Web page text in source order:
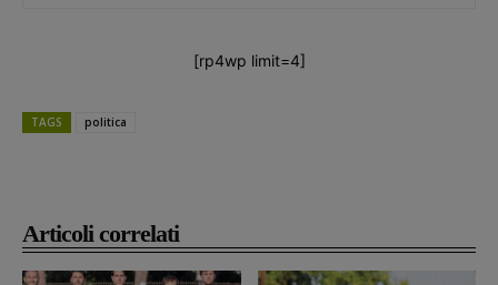
Articoli correlati
[rp4wp limit=4]
TAGS politica